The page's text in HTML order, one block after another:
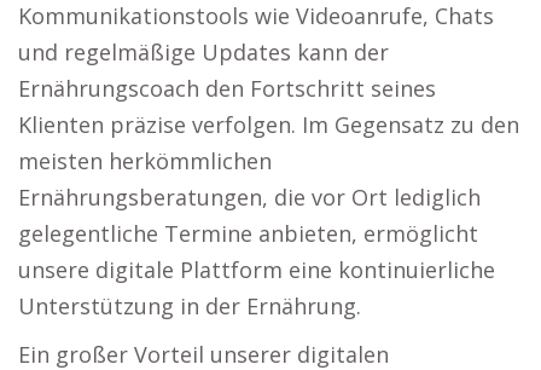
Kommunikationstools wie Videoanrufe, Chats
und regelmäßige Updates kann der
Ernährungscoach den Fortschritt seines
Klienten präzise verfolgen. Im Gegensatz zu den
meisten herkömmlichen
Ernährungsberatungen, die vor Ort lediglich
gelegentliche Termine anbieten, ermöglicht
unsere digitale Plattform eine kontinuierliche
Unterstützung in der Ernährung.
Ein großer Vorteil unserer digitalen